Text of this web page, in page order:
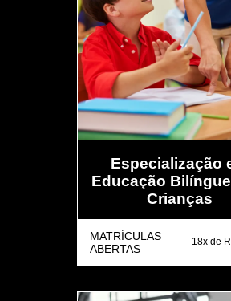
Especialização
Educação
Crianças
MATRÍCULAS
ABERTAS
18x de